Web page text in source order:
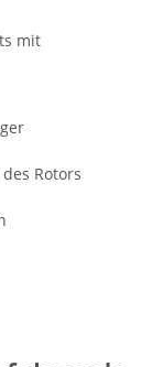
mit
Rotors